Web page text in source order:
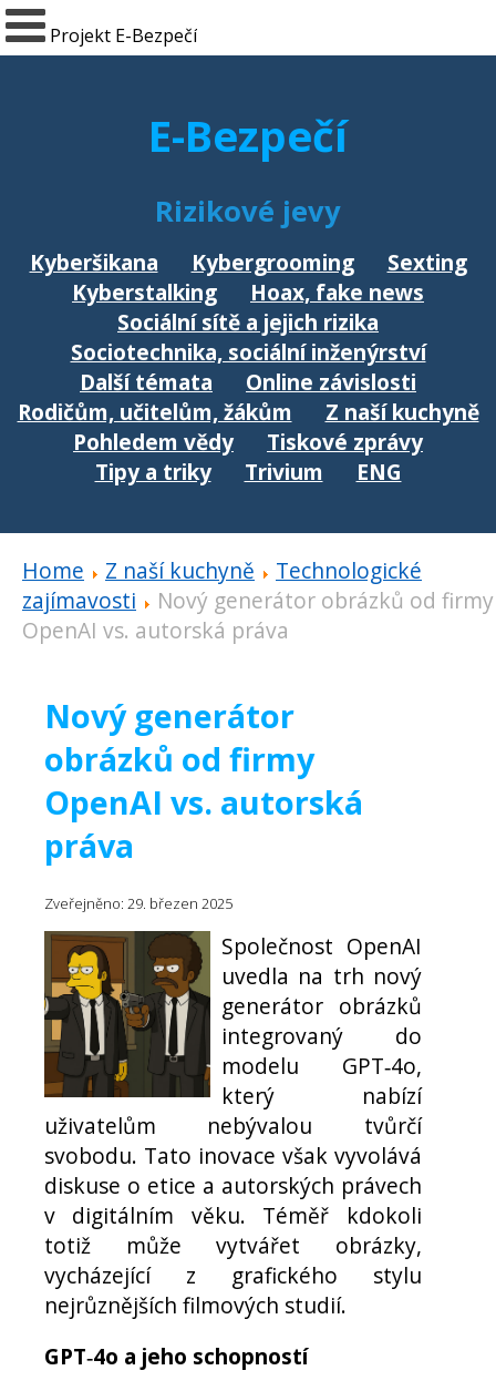
Projekt E-Bezpečí
E-Bezpečí
Rizikové jevy
Kyberšikana Kybergrooming
Sexting
Kyberstalking
Hoax, fake news
Sociální sítě a jejich rizika
Sociotechnika, sociální inženýrství
Další témata
Online závislosti
Rodičům, učitelům, žákům
Z naší kuchyně
Pohledem vědy
Tiskové zprávy
Tipy a triky
Trivium ENG
Home Z naší kuchyně
Technologické
zajímavosti
Nový generátor obrázků od firmy
OpenAI vs. autorská práva
Nový generátor
obrázků od firmy
OpenAI vs. autorská
práva
Zveřejněno: 29. březen 2025
Společnost OpenAI
uvedla na trh nový
generátor obrázků
integrovaný do
modelu GPT‑4o,
který nabízí
uživatelům nebývalou tvůrčí
svobodu. Tato inovace však vyvolává
diskuse o etice a autorských právech
v digitálním věku. Téměř kdokoli
totiž může vytvářet obrázky,
vycházející z grafického stylu
nejrůznějších filmových studií.
GPT‑4o a jeho schopností